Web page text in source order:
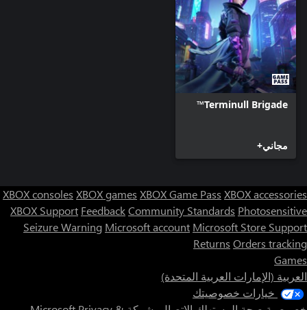
Terminull Brigade™
مجاني+
XBOX consoles XBOX games XBOX Game Pass XBOX accessories
XBOX Support FeedbackCommunity Standards Photosensitive
Seizure Warning Microsoft account Microsoft Store Support
Returns Orders tracking
Games
العربية (الإمارات العربية المتحدة)
خيارات خصوصيتك